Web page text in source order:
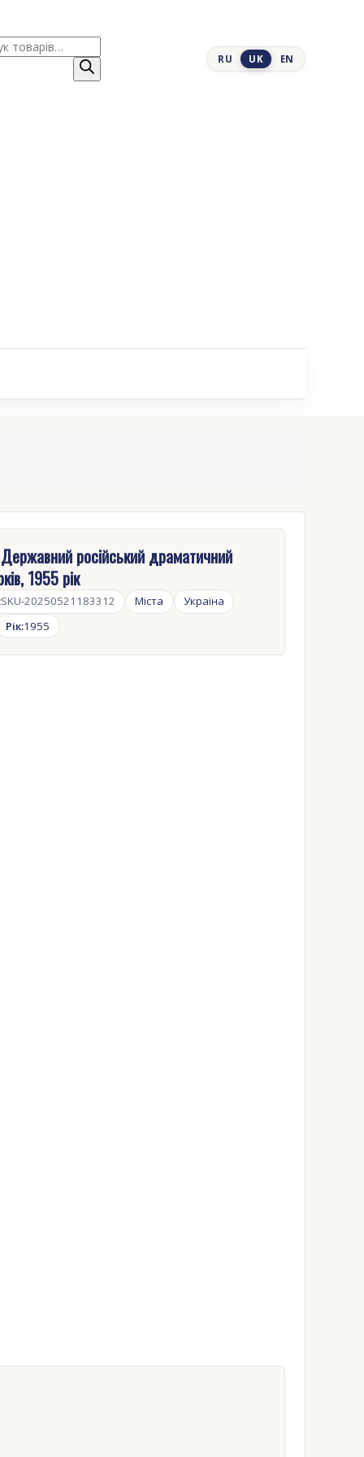
RU UK EN
російський драматичний
1955 рік
SKU-20250521183312 Міста
Україна
Рік:1955